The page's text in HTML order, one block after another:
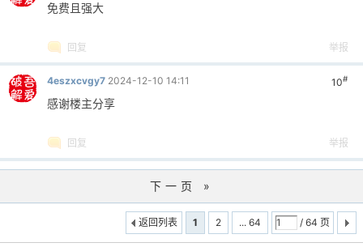
免费且强大
回复 举报
10#
4eszxcvgy7 2024-12-10 14:11
感谢楼主分享
回复 举报
下一页 »
1 2 ... 64 / 64 页
返回列表